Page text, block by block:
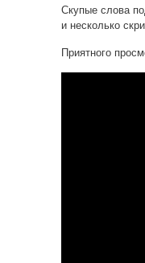
Скупые слова
и несколько
Приятного